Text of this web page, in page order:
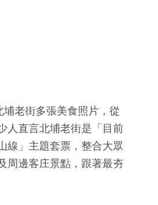
埔老街多張美食照片，從
人直言北埔老街是「目前
線」主題套票，整合大眾
周邊客庄景點，跟著最夯